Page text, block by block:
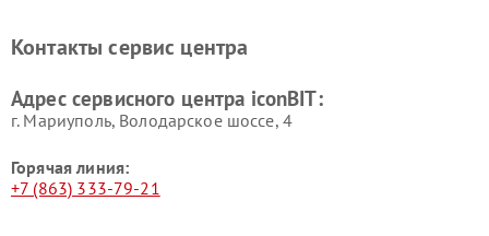
Контакты сервис центра
Адрес сервисного центра iconBIT:
г. Мариуполь, Володарское шоссе, 4
Горячая линия:
+7 (863) 333-79-21